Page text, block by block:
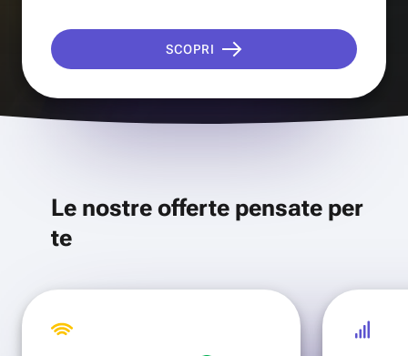
SCOPRI
Le nostre offerte pensate per
te